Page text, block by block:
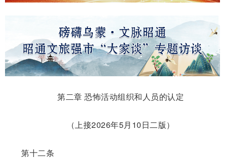
第二章 恐怖活动组织和人员的认定
（上接2026年5月10日二版）
第十二条